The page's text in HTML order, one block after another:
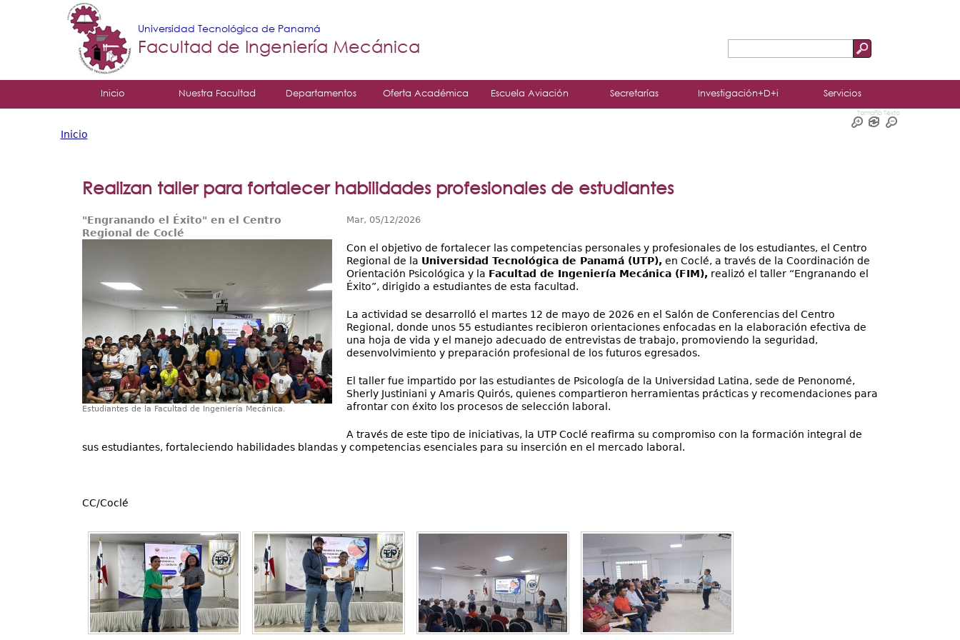
de
Universidad Tecnológica de Panamá
Facultad de Ingeniería Mecánica
Tropical
Principal
Inicio Nuestra Facultad Departamentos Oferta Académica Escuela Aviación Secretarías Investigación+D+i Servicios
Tamaño Texto
está
Inicio
Realizan taller para fortalecer habilidades profesionales de estudiantes
"Engranando el Éxito" en el Centro
Regional de Coclé
Estudiantes de la Facultad de Ingeniería Mecánica.
Mar, 05/12/2026
Con el objetivo de fortalecer las competencias personales y profesionales de los estudiantes, el Centro
Regional de la Universidad Tecnológica de Panamá (UTP), en Coclé, a través de la Coordinación de
Orientación Psicológica y la Facultad de Ingeniería Mecánica (FIM), realizó el taller “Engranando el
Éxito”, dirigido a estudiantes de esta facultad.
La actividad se desarrolló el martes 12 de mayo de 2026 en el Salón de Conferencias del Centro
Regional, donde unos 55 estudiantes recibieron orientaciones enfocadas en la elaboración efectiva de
una hoja de vida y el manejo adecuado de entrevistas de trabajo, promoviendo la seguridad,
desenvolvimiento y preparación profesional de los futuros egresados.
El taller fue impartido por las estudiantes de Psicología de la Universidad Latina, sede de Penonomé,
Sherly Justiniani y Amaris Quirós, quienes compartieron herramientas prácticas y recomendaciones para
afrontar con éxito los procesos de selección laboral.
A través de este tipo de iniciativas, la UTP Coclé reafirma su compromiso con la formación integral de
sus estudiantes, fortaleciendo habilidades blandas y competencias esenciales para su inserción en el mercado laboral.
CC/Coclé